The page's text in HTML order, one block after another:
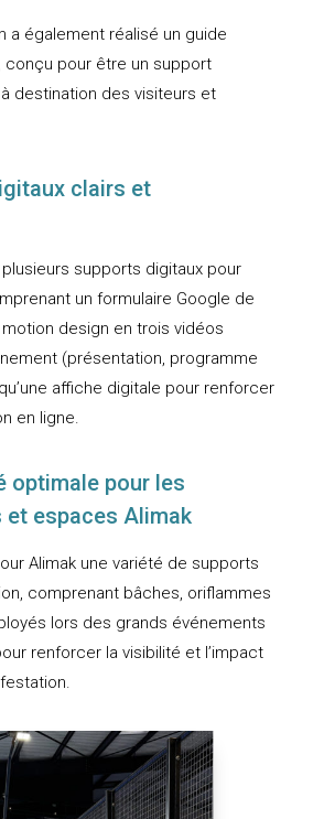
a également réalisé un guide
conçu pour être un support
destination des visiteurs et
clairs et
plusieurs supports digitaux pour
un formulaire Google de
design en trois vidéos
(présentation, programme
affiche digitale pour renforcer
en ligne.
optimale pour les
et espaces Alimak
Alimak une variété de supports
comprenant bâches, oriflammes
lors des grands événements
renforcer la visibilité et l’impact